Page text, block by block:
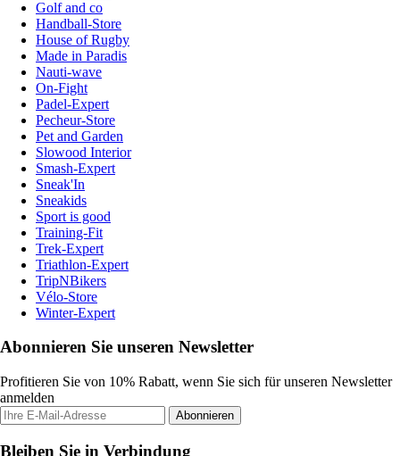
Golf and co
Handball-Store
House of Rugby
Made in Paradis
Nauti-wave
On-Fight
Padel-Expert
Pecheur-Store
Pet and Garden
Slowood Interior
Smash-Expert
Sneak'In
Sneakids
Sport is good
Training-Fit
Trek-Expert
Triathlon-Expert
TripNBikers
Vélo-Store
Winter-Expert
Abonnieren Sie unseren Newsletter
Profitieren Sie von 10% Rabatt, wenn Sie sich für unseren Newsletter
anmelden
Abonnieren
Bleiben Sie in Verbindung